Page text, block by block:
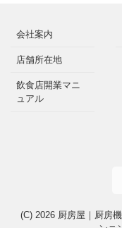
会社案内
店舗所在地
飲食店開業マニ
ュアル
(C) 2026 厨房屋｜厨房